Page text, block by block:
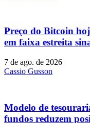
Preço do Bitcoin
em faixa estreita
7 de ago. de 2026
Cassio Gusson
Modelo de
fundos reduzem